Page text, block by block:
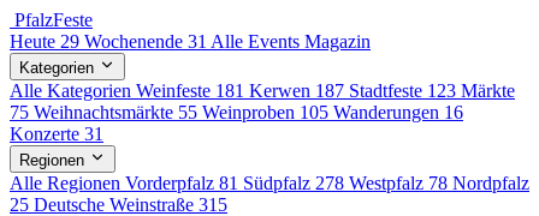
PfalzFeste
Heute 29 Wochenende 31 Alle Events Magazin
Kategorien
Alle Kategorien Weinfeste 181 Kerwen 187 Stadtfeste 123 Märkte
75 Weihnachtsmärkte 55 Weinproben 105 Wanderungen 16
Konzerte 31
Regionen
Alle Regionen Vorderpfalz 81 Südpfalz 278 Westpfalz 78 Nordpfalz
25 Deutsche Weinstraße 315